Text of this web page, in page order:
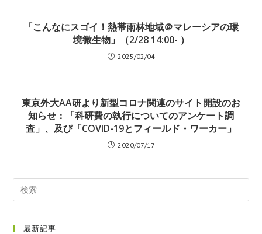
「こんなにスゴイ！熱帯雨林地域＠マレーシアの環
境微生物」（2/28 14:00- ）
2025/02/04
東京外大AA研より新型コロナ関連のサイト開設のお
知らせ：「科研費の執行についてのアンケート調
査」、及び「COVID-19とフィールド・ワーカー」
2020/07/17
最新記事